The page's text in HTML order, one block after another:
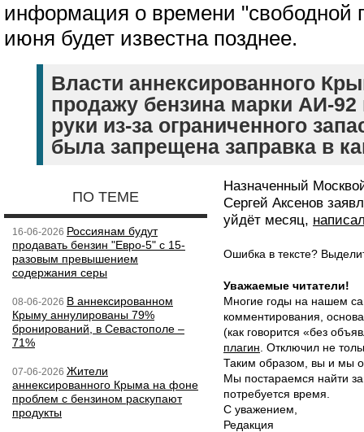
информация о времени "свободной
июня будет известна позднее.
Власти аннексированного
продажу бензина марки АИ-92
руки из-за ограниченного
была запрещена заправка в
ПО ТЕМЕ
16-06-2026 Россиянам будут
продавать бензин "Евро-5" с 15-
разовым превышением
содержания серы
08-06-2026 В аннексированном
Крыму аннулированы 79%
бронирований, в Севастополе –
71%
07-06-2026 Жители
аннексированного Крыма на фоне
проблем с бензином раскупают
продукты
Назначенный
Сергей Аксенов
уйдёт месяц,
Ошибка в тексте?
Уважаемые читатели!
Многие годы на нашем
комментирования,
(как говорится «без
плагин . Отключил не
Таким образом, вы и мы
Мы постараемся найти
потребуется время.
С уважением,
Редакция